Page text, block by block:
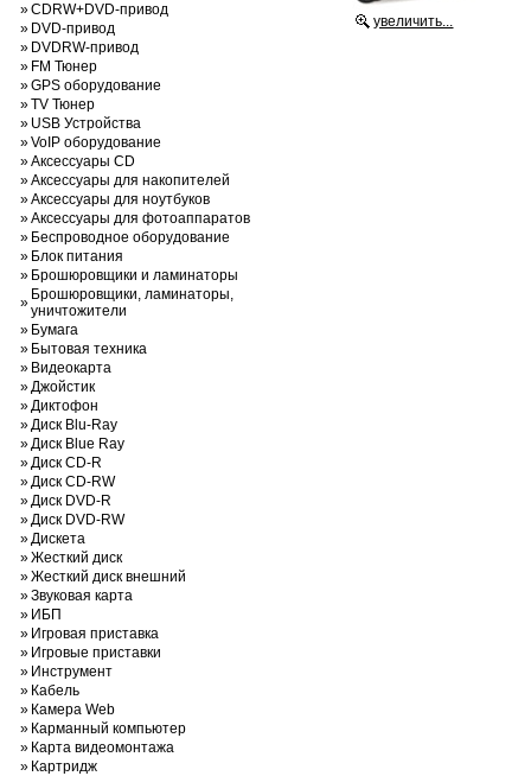
»CDRW+DVD-привод
» DVD-привод
» DVDRW-привод
» FM Тюнер
»GPS оборудование
»TV Тюнер
» USB Устройства
»VoIP оборудование
»Аксессуары CD
»Аксессуары для накопителей
»Аксессуары для ноутбуков
»Аксессуары для фотоаппаратов
» Беспроводное оборудование
» Блок питания
» Брошюровщики и ламинаторы
» Брошюровщики, ламинаторы,
уничтожители
» Бумага
» Бытовая техника
» Видеокарта
»Джойстик
»Диктофон
»Диск Blu-Ray
»Диск Blue Ray
»Диск CD-R
»Диск CD-RW
»Диск DVD-R
»Диск DVD-RW
»Дискета
»Жесткий диск
»Жесткий диск внешний
»Звуковая карта
» ИБП
» Игровая приставка
» Игровые приставки
» Инструмент
» Кабель
» Камера Web
» Карманный компьютер
» Карта видеомонтажа
» Картридж
увеличить...